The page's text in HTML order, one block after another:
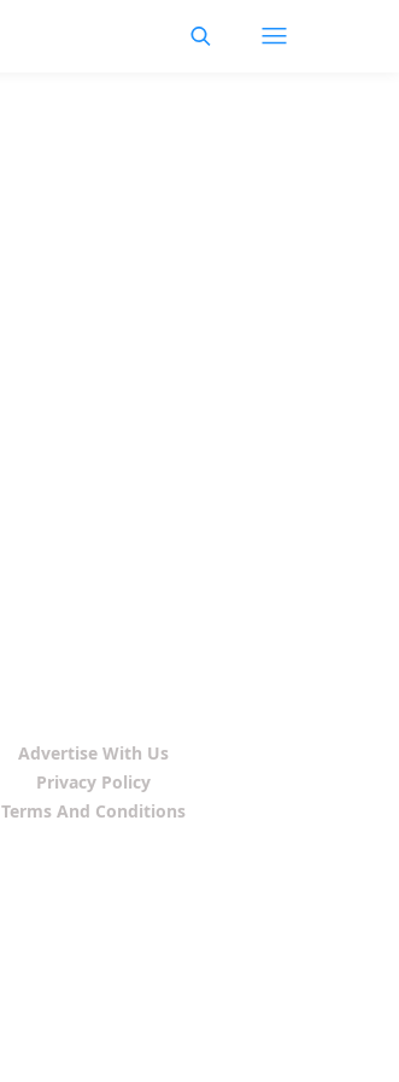
Advertise With Us
Privacy Policy
Terms And Conditions